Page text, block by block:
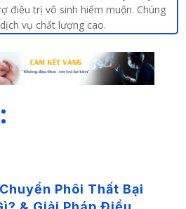
điều trị vô sinh hiếm muộn. Chúng
vụ chất lượng cao.
Phôi Thất Bại